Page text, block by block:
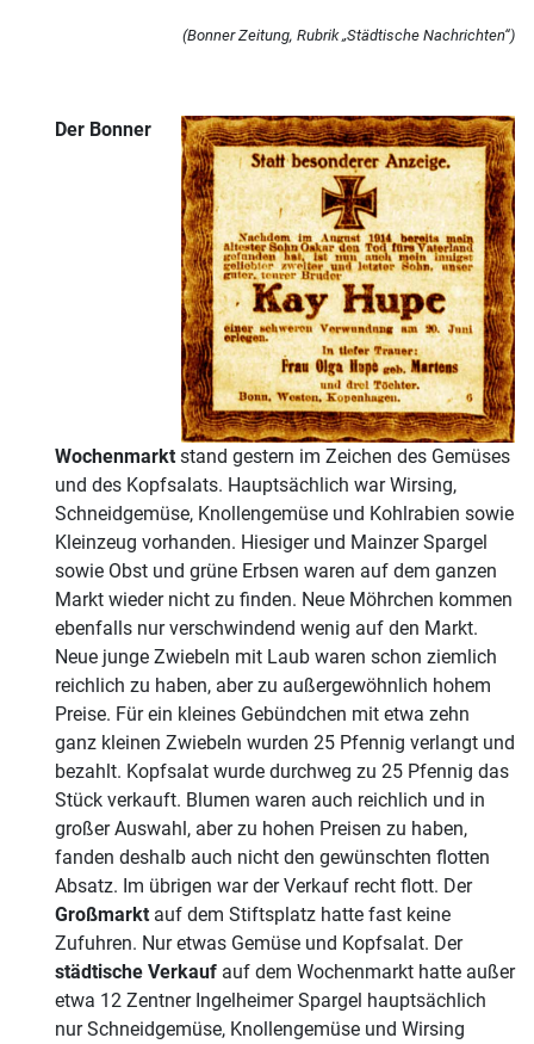
(Bonner Zeitung, Rubrik „Städtische Nachrichten“)
Der Bonner
Wochenmarkt stand gestern im Zeichen des Gemüses
und des Kopfsalats. Hauptsächlich war Wirsing,
Schneidgemüse, Knollengemüse und Kohlrabien sowie
Kleinzeug vorhanden. Hiesiger und Mainzer Spargel
sowie Obst und grüne Erbsen waren auf dem ganzen
Markt wieder nicht zu finden. Neue Möhrchen kommen
ebenfalls nur verschwindend wenig auf den Markt.
Neue junge Zwiebeln mit Laub waren schon ziemlich
reichlich zu haben, aber zu außergewöhnlich hohem
Preise. Für ein kleines Gebündchen mit etwa zehn
ganz kleinen Zwiebeln wurden 25 Pfennig verlangt und
bezahlt. Kopfsalat wurde durchweg zu 25 Pfennig das
Stück verkauft. Blumen waren auch reichlich und in
großer Auswahl, aber zu hohen Preisen zu haben,
fanden deshalb auch nicht den gewünschten flotten
Absatz. Im übrigen war der Verkauf recht flott. Der
Großmarkt auf dem Stiftsplatz hatte fast keine
Zufuhren. Nur etwas Gemüse und Kopfsalat. Der
städtische Verkauf auf dem Wochenmarkt hatte außer
etwa 12 Zentner Ingelheimer Spargel hauptsächlich
nur Schneidgemüse, Knollengemüse und Wirsing